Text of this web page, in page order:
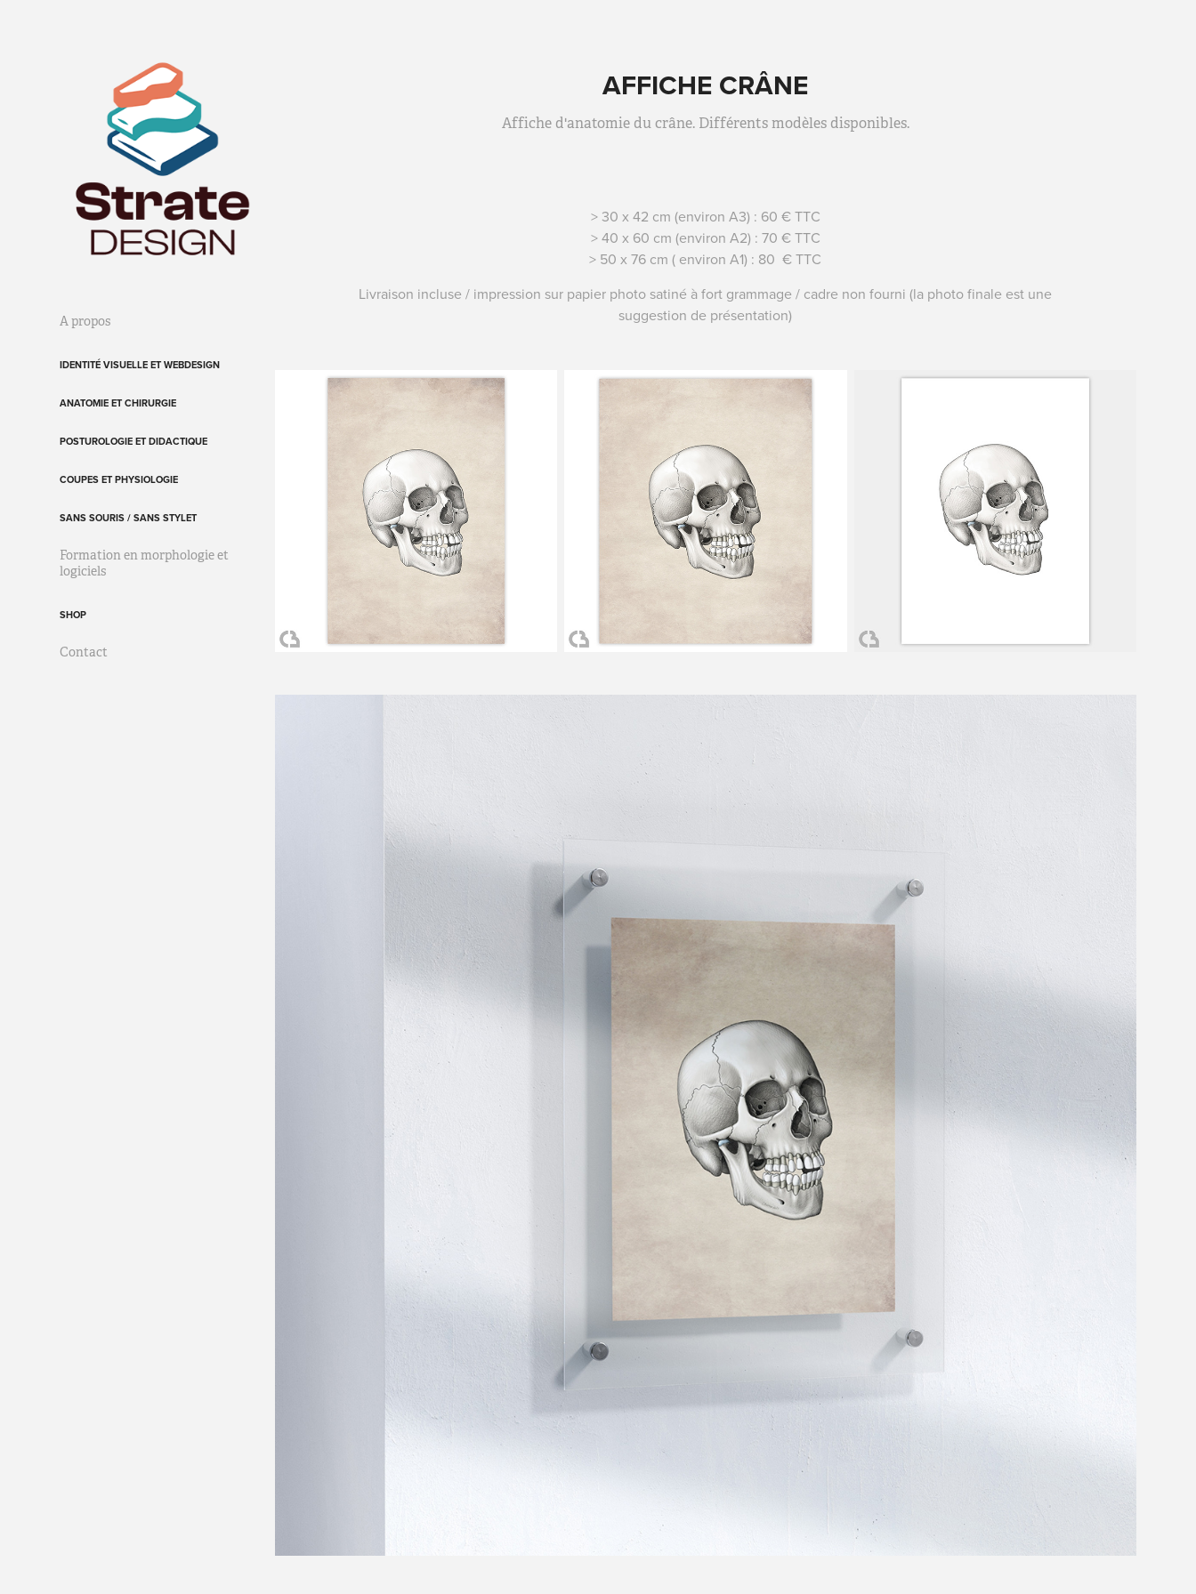
A propos
IDENTITÉ VISUELLE ET WEBDESIGN
ANATOMIE ET CHIRURGIE
POSTUROLOGIE ET DIDACTIQUE
COUPES ET PHYSIOLOGIE
SANS SOURIS / SANS STYLET
Formation en morphologie et
logiciels
SHOP
Contact
AFFICHE CRÂNE
Affiche d'anatomie du crâne. Différents modèles disponibles.
> 30 x 42 cm (environ A3) : 60 € TTC
> 40 x 60 cm (environ A2) : 70 € TTC
> 50 x 76 cm ( environ A1) : 80 € TTC
Livraison incluse / impression sur papier photo satiné à fort grammage / cadre non fourni (la photo finale est une
suggestion de présentation)